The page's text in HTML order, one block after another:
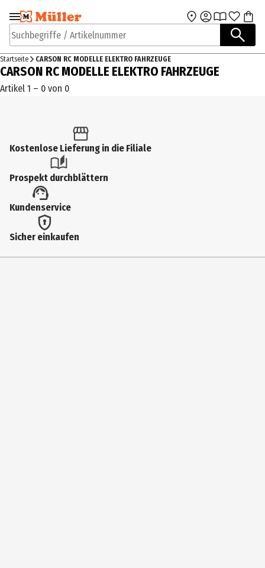
Zur Navigation
springen
Zum Hauptinhalt
Suchbegriffe / Artikelnummer
Startseite CARSON RC MODELLE ELEKTRO FAHRZEUGE
CARSON RC MODELLE ELEKTRO FAHRZEUGE
Artikel 1 – 0 von 0
Kostenlose Lieferung in die Filiale
Prospekt durchblättern
Kundenservice
Sicher einkaufen